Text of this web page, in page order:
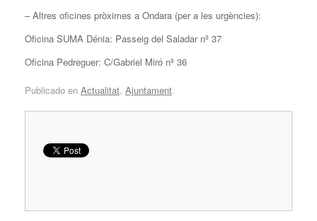
– Altres oficines pròximes a Ondara (per a les urgències):
Oficina SUMA Dénia: Passeig del Saladar nº 37
Oficina Pedreguer: C/Gabriel Miró nº 36
Publicado en Actualitat, Ajuntament.